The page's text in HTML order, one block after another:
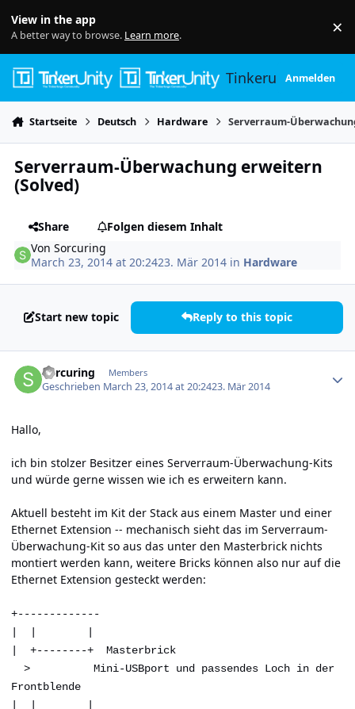
View in the app
A better way to browse. Learn more. ×
TinkerunityAnmelden
Startseite Deutsch Hardware Serverraum-
Serverraum-Überwachung erweitern
(Solved)
Share
Folgen diesem Inhalt
VonSorcuring
March 23, 2014 at 20:2423. Mär 2014 in Hardware
Start new topic Reply to this topic
Sorcuring Members
Geschrieben March 23, 2014 at 20:2423. Mär 2014
Hallo,
ich bin stolzer Besitzer eines Serverraum-Überwachung-Kits
und würde gerne wissen wie ich es erweitern kann.
Aktuell besteht im Kit der Stack aus einem Master und einer
Ethernet Extension -- mechanisch sieht das im Serverraum-
Überwachung-Kit so aus das unter den Masterbrick nichts
montiert werden kann, weitere Bricks können also nur auf die
Ethernet Extension gesteckt werden:
+-------------
| +--------+ Masterbrick
> Mini-USBport und passendes Loch in der
Frontblende